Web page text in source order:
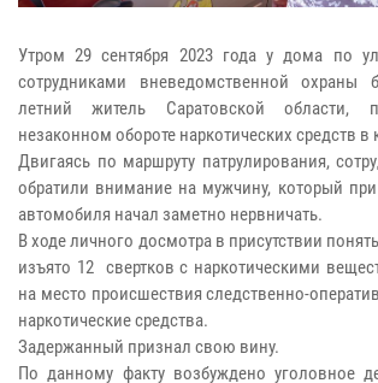
Утром 29 сентября 2023 года у дома по
сотрудниками вневедомственной охраны
летний житель Саратовской области,
незаконном обороте наркотических средств
Двигаясь по маршруту патрулирования,
обратили внимание на мужчину, который
автомобиля начал заметно нервничать.
В ходе личного досмотра в присутствии
изъято 12 свертков с наркотическими
на место происшествия следственно-
наркотические средства.
Задержанный признал свою вину.
По данному факту возбуждено уголовное